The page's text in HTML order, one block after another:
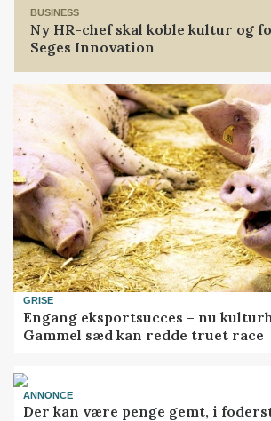
BUSINESS
Ny HR-chef skal koble kultur og
Seges Innovation
GRISE
Engang eksportsucces – nu
Gammel sæd kan redde truet race
ANNONCE
Der kan være penge gemt, i